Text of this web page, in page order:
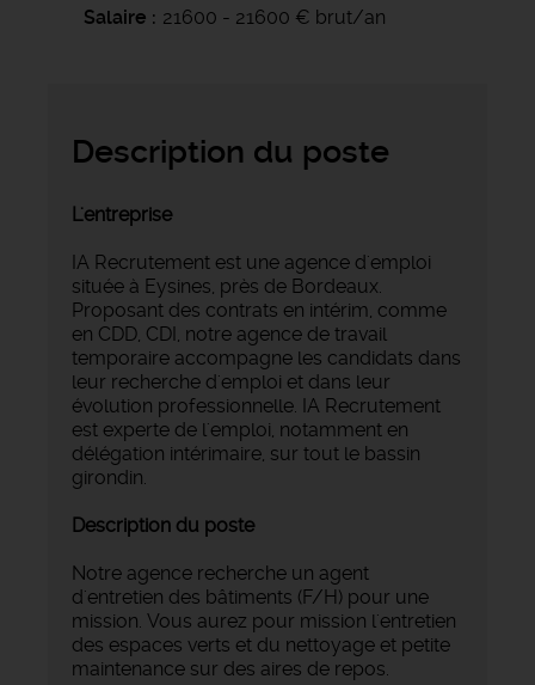
Salaire
21600 - 21600 € brut/an
Description du poste
L'entreprise
IA Recrutement est une agence d'emploi
située à Eysines, près de Bordeaux.
Proposant des contrats en intérim, comme
en CDD, CDI, notre agence de travail
temporaire accompagne les candidats dans
leur recherche d'emploi et dans leur
évolution professionnelle. IA Recrutement
est experte de l'emploi, notamment en
délégation intérimaire, sur tout le bassin
girondin.
Description du poste
Notre agence recherche un agent
d'entretien des bâtiments (F/H) pour une
mission. Vous aurez pour mission l'entretien
des espaces verts et du nettoyage et petite
maintenance sur des aires de repos.